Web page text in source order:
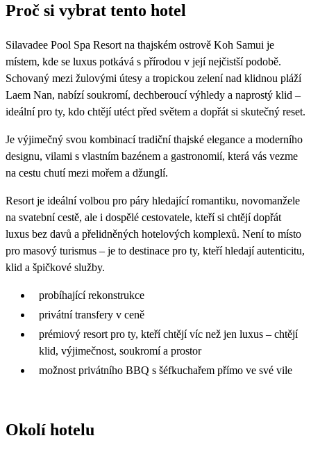
Proč si vybrat tento hotel
Silavadee Pool Spa Resort na thajském ostrově Koh Samui je
místem, kde se luxus potkává s přírodou v její nejčistší podobě.
Schovaný mezi žulovými útesy a tropickou zelení nad klidnou pláží
Laem Nan, nabízí soukromí, dechberoucí výhledy a naprostý klid –
ideální pro ty, kdo chtějí utéct před světem a dopřát si skutečný reset.
Je výjimečný svou kombinací tradiční thajské elegance a moderního
designu, vilami s vlastním bazénem a gastronomií, která vás vezme
na cestu chutí mezi mořem a džunglí.
Resort je ideální volbou pro páry hledající romantiku, novomanžele
na svatební cestě, ale i dospělé cestovatele, kteří si chtějí dopřát
luxus bez davů a přelidněných hotelových komplexů. Není to místo
pro masový turismus – je to destinace pro ty, kteří hledají autenticitu,
klid a špičkové služby.
probíhající rekonstrukce
privátní transfery v ceně
prémiový resort pro ty, kteří chtějí víc než jen luxus – chtějí
klid, výjimečnost, soukromí a prostor
možnost privátního BBQ s šéfkuchařem přímo ve své vile
Okolí hotelu